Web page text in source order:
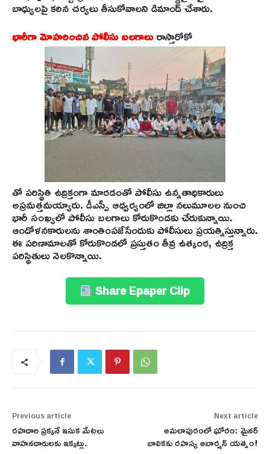
బాధ్యులపై కఠిన చర్యలు తీసుకోవాలని డిమాండ్ చేశారు.
భారీగా మోహరించిన పోలీసు బలగాలురాస్తారోకో
తో పరిస్థితి ఉద్రిక్తంగా మారడంతో పోలీసు ఉన్నతాధికారులు
అప్రమత్తమయ్యారు. డీఎస్పీ ఆధ్వర్యంలో జిల్లా నలుమూలల నుంచి
భారీ సంఖ్యలో పోలీసు బలగాలు కోరుకొండకు చేరుకున్నాయి.
ఆందోళనకారులను శాంతింపజేసేందుకు పోలీసులు ప్రయత్నిస్తున్నారు.
ఈ పరిణామాలతో కోరుకొండలో ప్రస్తుతం తీవ్ర ఉత్కంఠ, ఉద్రిక్త
పరిస్థితులు నెలకొన్నాయి.
Share Epaper Clip
Previous article
రహదారి ప్రక్కనే ఇసుక మేటలు
వాహనదారులకు ఇక్కట్లు.
Next article
అమలాపురంలో ఘోరం: మైనర్
బాలికకు రహస్య అబార్షన్ యత్నం!